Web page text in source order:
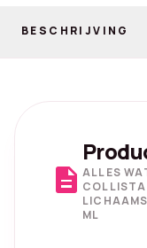
BESCHRIJVING
description ALLES
ML